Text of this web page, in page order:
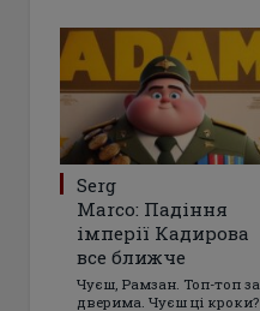
Serg
Marco: Падіння
імперії Кадирова
все ближче
Чуєш, Рамзан. Топ-топ за
дверима. Чуєш ці кроки?